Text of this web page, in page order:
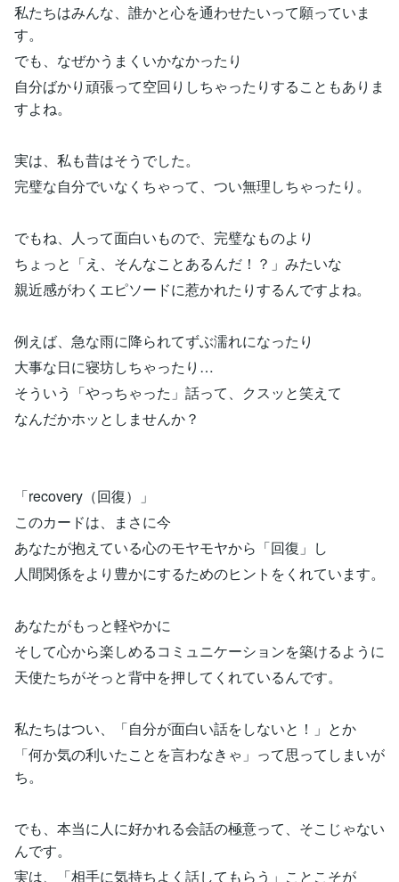
私たちはみんな、誰かと心を通わせたいって願っていま
す。
でも、なぜかうまくいかなかったり
自分ばかり頑張って空回りしちゃったりすることもありま
すよね。
実は、私も昔はそうでした。
完璧な自分でいなくちゃって、つい無理しちゃったり。
でもね、人って面白いもので、完璧なものより
ちょっと「え、そんなことあるんだ！？」みたいな
親近感がわくエピソードに惹かれたりするんですよね。
例えば、急な雨に降られてずぶ濡れになったり
大事な日に寝坊しちゃったり…
そういう「やっちゃった」話って、クスッと笑えて
なんだかホッとしませんか？
「recovery（回復）」
このカードは、まさに今
あなたが抱えている心のモヤモヤから「回復」し
人間関係をより豊かにするためのヒントをくれています。
あなたがもっと軽やかに
そして心から楽しめるコミュニケーションを築けるように
天使たちがそっと背中を押してくれているんです。
私たちはつい、「自分が面白い話をしないと！」とか
「何か気の利いたことを言わなきゃ」って思ってしまいが
ち。
でも、本当に人に好かれる会話の極意って、そこじゃない
んです。
実は、「相手に気持ちよく話してもらう」ことこそが